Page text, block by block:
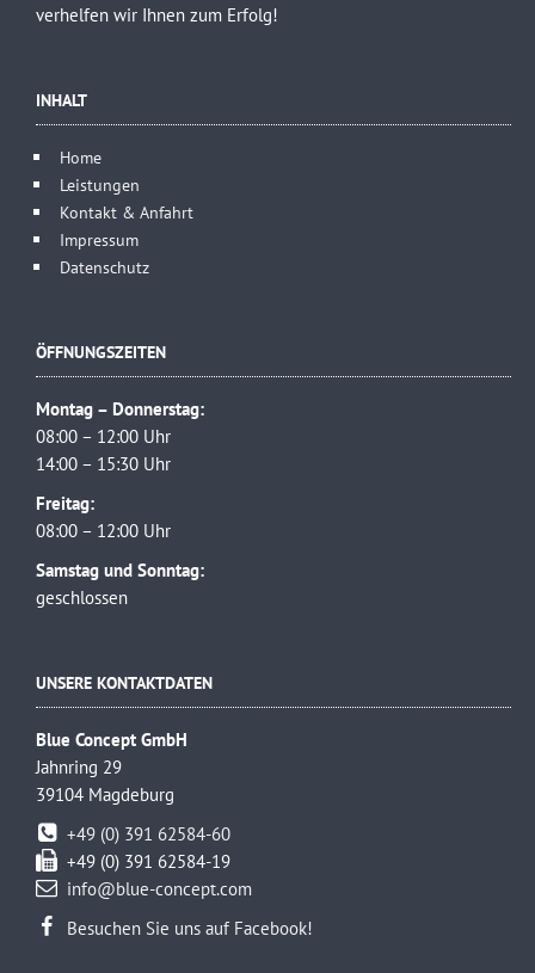
verhelfen wir Ihnen zum Erfolg!
INHALT
Home
Leistungen
Kontakt & Anfahrt
Impressum
Datenschutz
ÖFFNUNGSZEITEN
Montag – Donnerstag:
08:00 – 12:00 Uhr
14:00 – 15:30 Uhr
Freitag:
08:00 – 12:00 Uhr
Samstag und Sonntag:
geschlossen
UNSERE KONTAKTDATEN
Blue Concept GmbH
Jahnring 29
39104 Magdeburg
+49 (0) 391 62584-60
+49 (0) 391 62584-19
info@blue-concept.com
Besuchen Sie uns auf Facebook!